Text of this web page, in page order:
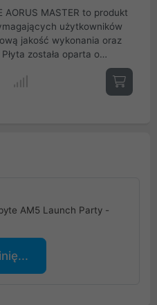
AORUS MASTER to produkt
użytkowników
jakość wykonania oraz
została oparta o
z serii 7000 oparte o
AM5 Launch Party -